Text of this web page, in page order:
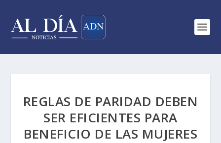
REGLAS DE PARIDAD DEBEN
SER EFICIENTES PARA
BENEFICIO DE LAS MUJERES